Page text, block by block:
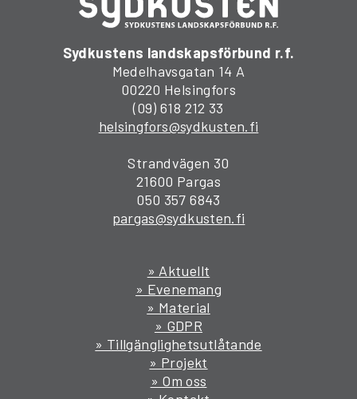
Sydkustens landskapsförbund r.f.
Medelhavsgatan 14 A
00220 Helsingfors
(09) 618 212 33
helsingfors@sydkusten.fi
Strandvägen 30
21600 Pargas
050 357 6843
pargas@sydkusten.fi
» Aktuellt
» Evenemang
» Material
» GDPR
» Tillgänglighetsutlåtande
» Projekt
» Om oss